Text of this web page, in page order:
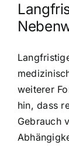
weiterer
hin, dass
Gebrauch